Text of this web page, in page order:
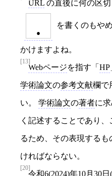
URL の直後に何の区
. を書くのもや
かけますよね。
[13]
Webページを指す「 HP
学術論文の参考文献欄で
い。 学術論文の著者に
く記述することであり
るため、その表現する
ければならない。
[20]
令和6(2024)年10月30